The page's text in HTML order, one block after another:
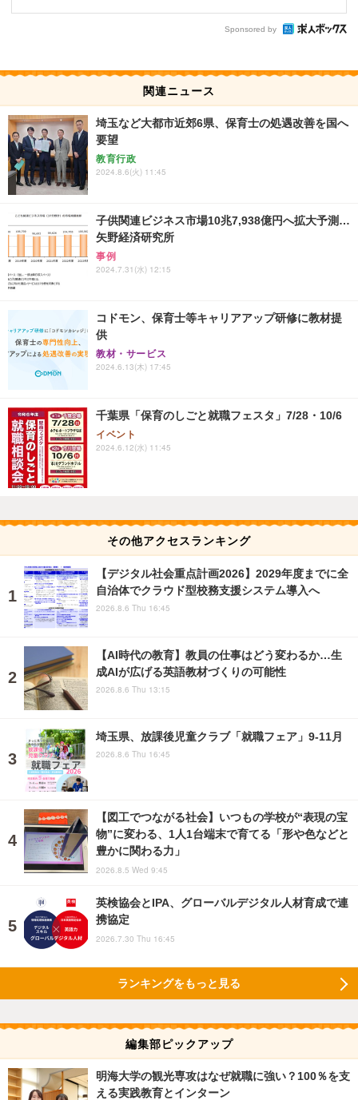
Sponsored by
関連ニュース
埼玉など大都市近郊6県、保育士の処遇改善を国へ
要望
教育行政
2024.8.6(火) 11:45
子供関連ビジネス市場10兆7,938億円へ拡大予測…
矢野経済研究所
事例
2024.7.31(水) 12:15
コドモン、保育士等キャリアアップ研修に教材提
供
教材・サービス
2024.6.13(木) 17:45
千葉県「保育のしごと就職フェスタ」7/28・10/6
イベント
2024.6.12(水) 11:45
その他アクセスランキング
【デジタル社会重点計画2026】2029年度までに全
自治体でクラウド型校務支援システム導入へ
2026.8.6 Thu 16:45
【AI時代の教育】教員の仕事はどう変わるか…生
成AIが広げる英語教材づくりの可能性
2026.8.6 Thu 13:15
埼玉県、放課後児童クラブ「就職フェア」9-11月
2026.8.6 Thu 16:45
【図工でつながる社会】いつもの学校が“表現の宝
物”に変わる、1人1台端末で育てる「形や色などと
豊かに関わる力」
2026.8.5 Wed 9:45
英検協会とIPA、グローバルデジタル人材育成で連
携協定
2026.7.30 Thu 16:45
ランキングをもっと見る
編集部ピックアップ
明海大学の観光専攻はなぜ就職に強い？100％を支
える実践教育とインターン